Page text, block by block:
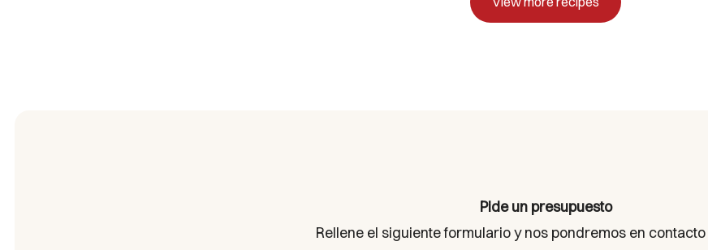
Pide un presupuesto
Rellene el siguiente formulario y nos pondremos en